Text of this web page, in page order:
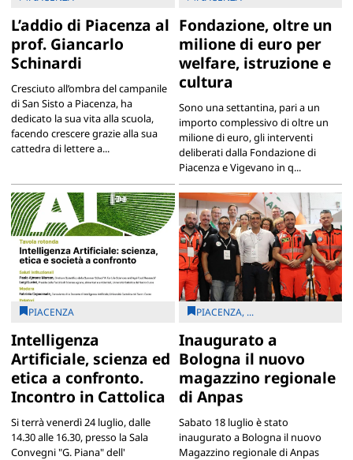
L’addio di Piacenza al
prof. Giancarlo
Schinardi
Cresciuto all’ombra del campanile
di San Sisto a Piacenza, ha
dedicato la sua vita alla scuola,
facendo crescere grazie alla sua
cattedra di lettere a...
Fondazione, oltre un
milione di euro per
welfare, istruzione e
cultura
Sono una settantina, pari a un
importo complessivo di oltre un
milione di euro, gli interventi
deliberati dalla Fondazione di
Piacenza e Vigevano in q...
PIACENZA
Intelligenza
Artificiale, scienza ed
etica a confronto.
Incontro in Cattolica
Si terrà venerdì 24 luglio, dalle
14.30 alle 16.30, presso la Sala
Convegni "G. Piana" dell'
PIACENZA, ...
Inaugurato a
Bologna il nuovo
magazzino regionale
di Anpas
Sabato 18 luglio è stato
inaugurato a Bologna il nuovo
Magazzino regionale di Anpas